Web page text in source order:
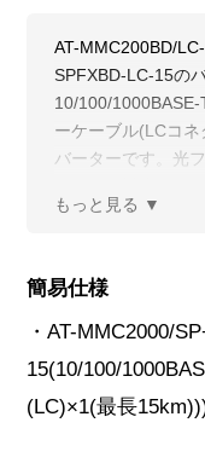
AT-MMC200BD/
SPFXBD-LC-15の
10/100/
ーケーブル(LCコ
バーターです。光
使用することで、
簡易仕様
・AT-MMC2000/
15(10/100/
(LC)×1(最長